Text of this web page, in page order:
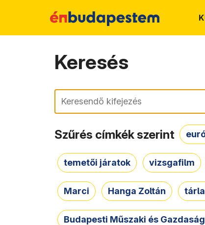
Keresés
Keresés
Szűrés címkék szerint
temetői járatok vizsgafilm
Marci Hanga Zoltán
Budapesti Műszaki és